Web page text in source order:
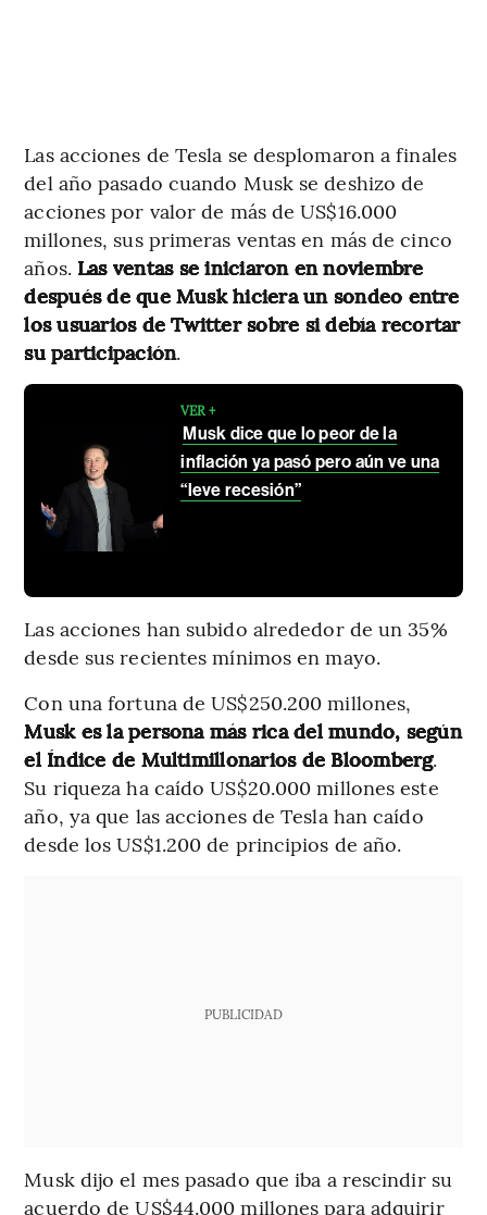
Las acciones de Tesla se desplomaron a finales
del año pasado cuando Musk se deshizo de
acciones por valor de más de US$16.000
millones, sus primeras ventas en más de cinco
años. Las ventas se iniciaron en noviembre
después de que Musk hiciera un sondeo entre
los usuarios de Twitter sobre si debía recortar
su participación.
VER +
Musk dice que lo peor de la
inflación ya pasó pero aún ve una
“leve recesión”
Las acciones han subido alrededor de un 35%
desde sus recientes mínimos en mayo.
Con una fortuna de US$250.200 millones,
Musk es la persona más rica del mundo, según
el Índice de Multimillonarios de Bloomberg.
Su riqueza ha caído US$20.000 millones este
año, ya que las acciones de Tesla han caído
desde los US$1.200 de principios de año.
PUBLICIDAD
Musk dijo el mes pasado que iba a rescindir su
acuerdo de US$44.000 millones para adquirir